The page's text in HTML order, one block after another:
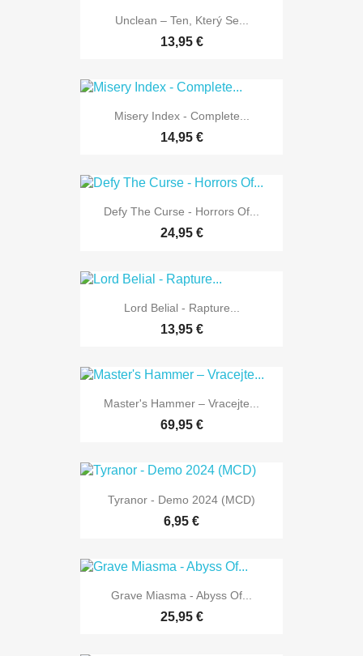
Unclean – Ten, Který Se...
13,95 €
Misery Index - Complete...
14,95 €
Defy The Curse - Horrors Of...
24,95 €
Lord Belial - Rapture...
13,95 €
Master's Hammer – Vracejte...
69,95 €
Tyranor - Demo 2024 (MCD)
6,95 €
Grave Miasma - Abyss Of...
25,95 €